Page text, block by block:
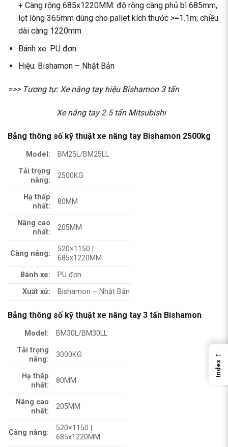
+ Càng rộng 685x1220MM: độ rộng càng phủ bì 685mm,
lọt lòng 365mm dùng cho pallet kích thước >=1.1m; chiều
dài càng 1220mm
Bánh xe: PU đơn
Hiệu: Bishamon – Nhật Bản
=>> Tương tự: Xe nâng tay hiệu Bishamon 3 tấn
Xe nâng tay 2.5 tấn Mitsubishi
Bảng thông số kỹ thuật xe nâng tay Bishamon 2500kg
Model:
BM25L/BM25LL
Tải trọng
nâng:
2500KG
Hạ thấp
nhất:
80MM
Nâng cao
nhất:
205MM
Càng nâng:
520×1150 |
685x1220MM
Bánh xe:
PU đơn
Xuất xứ:
Bishamon – Nhật Bản
Bảng thông số kỹ thuật xe nâng tay 3 tấn Bishamon
Model:
BM30L/BM30LL
Tải trọng
nâng:
3000KG
Hạ thấp
nhất:
80MM
Nâng cao
nhất:
205MM
Càng nâng:
520×1150 |
685x1220MM
←
Index